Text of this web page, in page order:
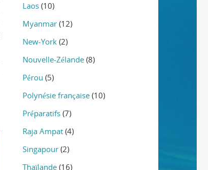
Laos (10)
Myanmar (12)
New-York (2)
Nouvelle-Zélande (8)
Pérou (5)
Polynésie française (10)
Préparatifs (7)
Raja Ampat (4)
Singapour (2)
Thaïlande (16)